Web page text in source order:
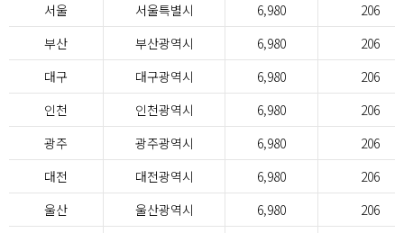
서울 서울특별시 6,980
206
부산
부산광역시 6,980
206
대구
대구광역시 6,980
206
인천
인천광역시 6,980
206
광주
광주광역시 6,980
206
대전
대전광역시 6,980
206
울산
울산광역시 6,980
206